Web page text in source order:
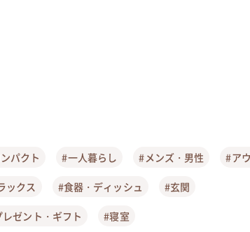
パクト #一人暮らし #メンズ・男性 #ア
ックス #食器・ディッシュ #玄関
レゼント・ギフト #寝室